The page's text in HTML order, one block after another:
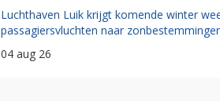
Luchthaven Luik krijgt komende winter
passagiersvluchten naar
04 aug 26